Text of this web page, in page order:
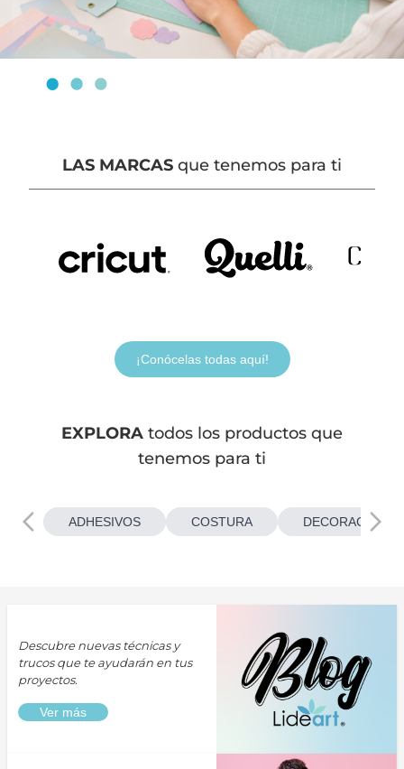
LAS MARCAS que tenemos para ti
¡Conócelas todas aquí!
EXPLORA todos los productos que
tenemos para ti
ADHESIVOS COSTURA
Descubre nuevas técnicas y
trucos que te ayudarán en tus
proyectos.
Ver más